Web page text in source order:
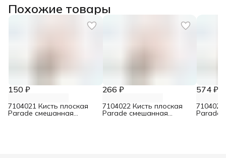
Похожие товары
150 ₽
7104021 Кисть плоская
Parade смешанная
266 ₽
7104022 Кисть плоская
Parade смешанная
574 ₽
Parade